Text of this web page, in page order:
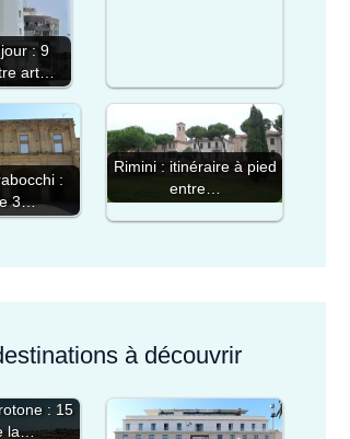
: 9
art…
:
3…
Rimini : itinéraire à pied
entre…
à découvrir
: 15
la…